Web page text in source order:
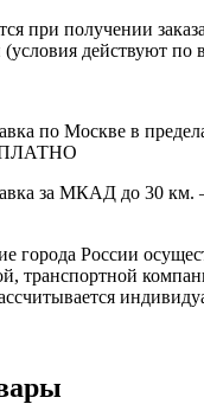
при получении
(условия действуют по
по Москве в
за МКАД до 30 км.
города России
транспортной